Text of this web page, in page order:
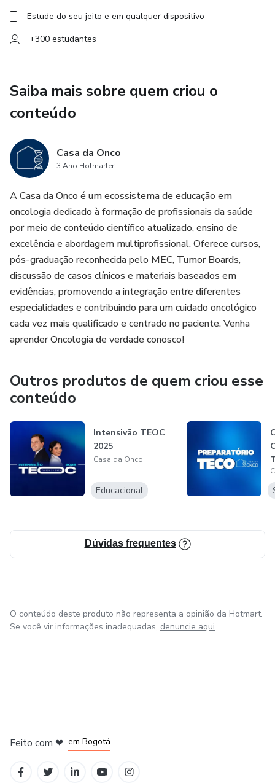
Estude do seu jeito e em qualquer dispositivo
+300 estudantes
Saiba mais sobre quem criou o
conteúdo
Casa da Onco
3 Ano Hotmarter
A Casa da Onco é um ecossistema de educação em
oncologia dedicado à formação de profissionais da saúde
por meio de conteúdo científico atualizado, ensino de
excelência e abordagem multiprofissional. Oferece cursos,
pós-graduação reconhecida pelo MEC, Tumor Boards,
discussão de casos clínicos e materiais baseados em
evidências, promovendo a integração entre diferentes
especialidades e contribuindo para um cuidado oncológico
cada vez mais qualificado e centrado no paciente. Venha
aprender Oncologia de verdade conosco!
Outros produtos de quem criou esse
conteúdo
Intensivão TEOC
2025
Casa da Onco
Educacional
Dúvidas frequentes
O conteúdo deste produto não representa a opinião da Hotmart.
Se você vir informações inadequadas, denuncie aqui
Feito com ❤ em Bogotá